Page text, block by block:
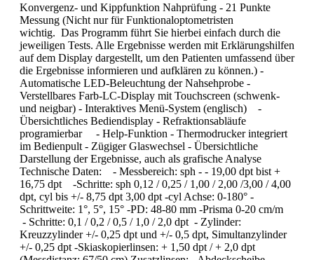
Konvergenz- und Kippfunktion Nahprüfung - 21 Punkte
Messung (Nicht nur für Funktionaloptometristen
wichtig. Das Programm führt Sie hierbei einfach durch die
jeweiligen Tests. Alle Ergebnisse werden mit Erklärungshilfen
auf dem Display dargestellt, um den Patienten umfassend über
die Ergebnisse informieren und aufklären zu können.) -
Automatische LED-Beleuchtung der Nahsehprobe -
Verstellbares Farb-LC-Display mit Touchscreen (schwenk-
und neigbar) - Interaktives Menü-System (englisch) -
Übersichtliches Bediendisplay - Refraktionsabläufe
programierbar - Help-Funktion - Thermodrucker integriert
im Bedienpult - Zügiger Glaswechsel - Übersichtliche
Darstellung der Ergebnisse, auch als grafische Analyse
Technische Daten: - Messbereich: sph - - 19,00 dpt bist +
16,75 dpt -Schritte: sph 0,12 / 0,25 / 1,00 / 2,00 /3,00 / 4,00
dpt, cyl bis +/- 8,75 dpt 3,00 dpt -cyl Achse: 0-180° -
Schrittweite: 1°, 5°, 15° -PD: 48-80 mm -Prisma 0-20 cm/m
- Schritte: 0,1 / 0,2 / 0,5 / 1,0 / 2,0 dpt - Zylinder:
Kreuzzylinder +/- 0,25 dpt und +/- 0,5 dpt, Simultanzylinder
+/- 0,25 dpt -Skiaskopierlinsen: + 1,50 dpt / + 2,0 dpt